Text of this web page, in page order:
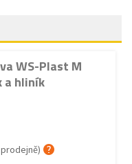
WS-Plast M
a hliník